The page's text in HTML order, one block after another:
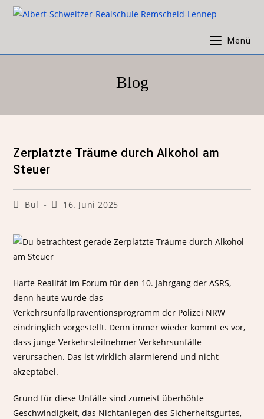
Menü
Blog
Zerplatzte Träume durch Alkohol am
Steuer
Bul 16. Juni 2025
Harte Realität im Forum für den 10. Jahrgang der ASRS,
denn heute wurde das
Verkehrsunfallpräventionsprogramm der Polizei NRW
eindringlich vorgestellt. Denn immer wieder kommt es vor,
dass junge Verkehrsteilnehmer Verkehrsunfälle
verursachen. Das ist wirklich alarmierend und nicht
akzeptabel.
Grund für diese Unfälle sind zumeist überhöhte
Geschwindigkeit, das Nichtanlegen des Sicherheitsgurtes,